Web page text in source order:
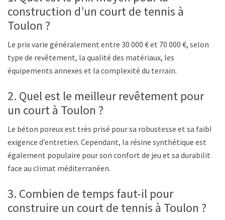
construction d’un court de tennis à
Toulon ?
Le prix varie généralement entre 30 000 € et 70 000 €, selon le
type de revêtement, la qualité des matériaux, les
équipements annexes et la complexité du terrain.
2. Quel est le meilleur revêtement pour
un court à Toulon ?
Le béton poreux est très prisé pour sa robustesse et sa faible
exigence d’entretien. Cependant, la résine synthétique est
également populaire pour son confort de jeu et sa durabilité
face au climat méditerranéen.
3. Combien de temps faut-il pour
construire un court de tennis à Toulon ?